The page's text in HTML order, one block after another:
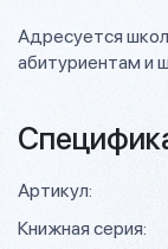
Адресуется
абитуриентам и
Артикул:
Книжная серия: